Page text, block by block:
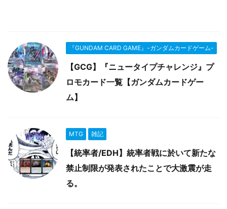
『GUNDAM CARD GAME』-ガンダムカードゲーム-
【GCG】『ニュータイプチャレンジ』プ
ロモカード一覧【ガンダムカードゲー
ム】
MTG 雑記
【統率者/EDH】統率者戦に於いて新たな
禁止制限が発表されたことで大激震が走
る。